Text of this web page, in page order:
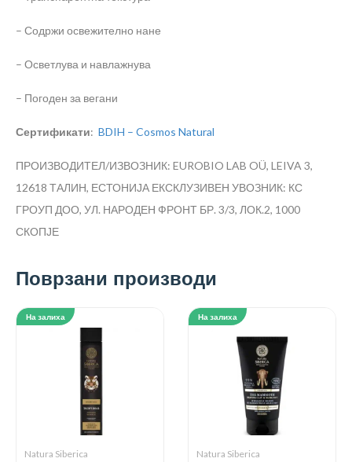
– Содржи освежително нане
– Осветлува и навлажнува
– Погоден за вегани
Сертификати: BDIH – Cosmos Natural
ПРОИЗВОДИТЕЛ/ИЗВОЗНИК: EUROBIO LAB OÜ, LEIVA 3,
12618 ТАЛИН, ЕСТОНИЈА ЕКСКЛУЗИВЕН УВОЗНИК: КС
ГРОУП ДОО, УЛ. НАРОДЕН ФРОНТ БР. 3/3, ЛОК.2, 1000
СКОПЈЕ
Поврзани производи
На залиха
Natura Siberica
На залиха
Natura Siberica